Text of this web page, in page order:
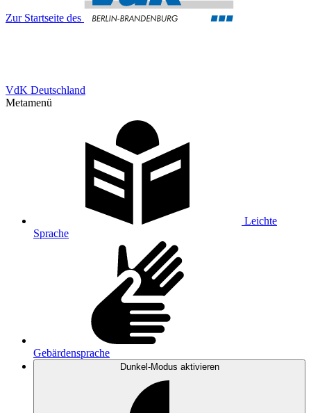
Zur Startseite des
VdK Deutschland
Metamenü
Leichte
Sprache
Gebärdensprache
Dunkel-Modus aktivieren